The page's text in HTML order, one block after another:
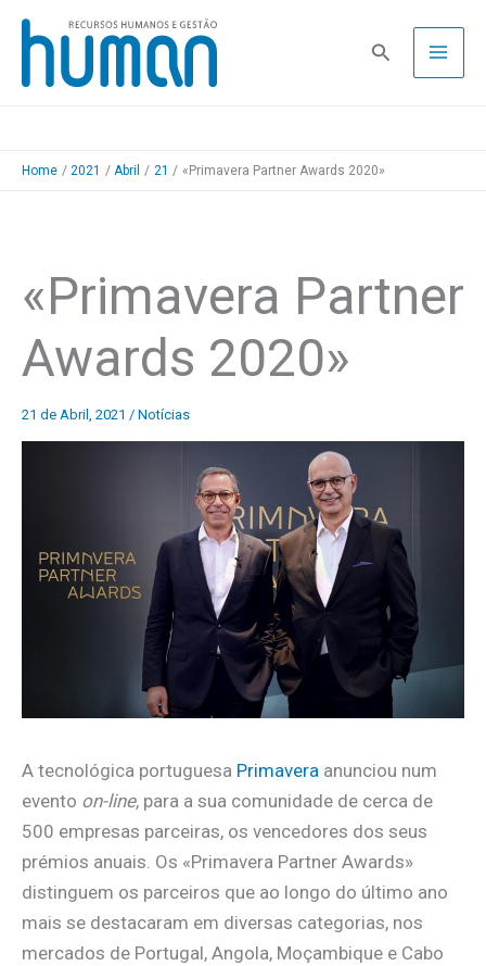
Skip
content
Pesquisa
Home 2021 Abril 21 «Primavera Partner Awards 2020»
«Primavera Partner
Awards 2020»
21 de Abril, 2021 / Notícias
A tecnológica portuguesa Primavera anunciou num
evento on-line, para a sua comunidade de cerca de
500 empresas parceiras, os vencedores dos seus
prémios anuais. Os «Primavera Partner Awards»
distinguem os parceiros que ao longo do último ano
mais se destacaram em diversas categorias, nos
mercados de Portugal, Angola, Moçambique e Cabo